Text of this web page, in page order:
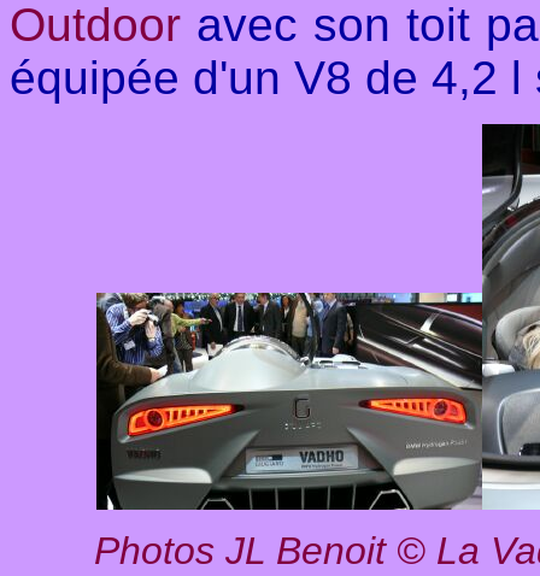
Outdoor avec son toit
équipée d'un V8 de 4,2 l
Photos JL Benoit © La